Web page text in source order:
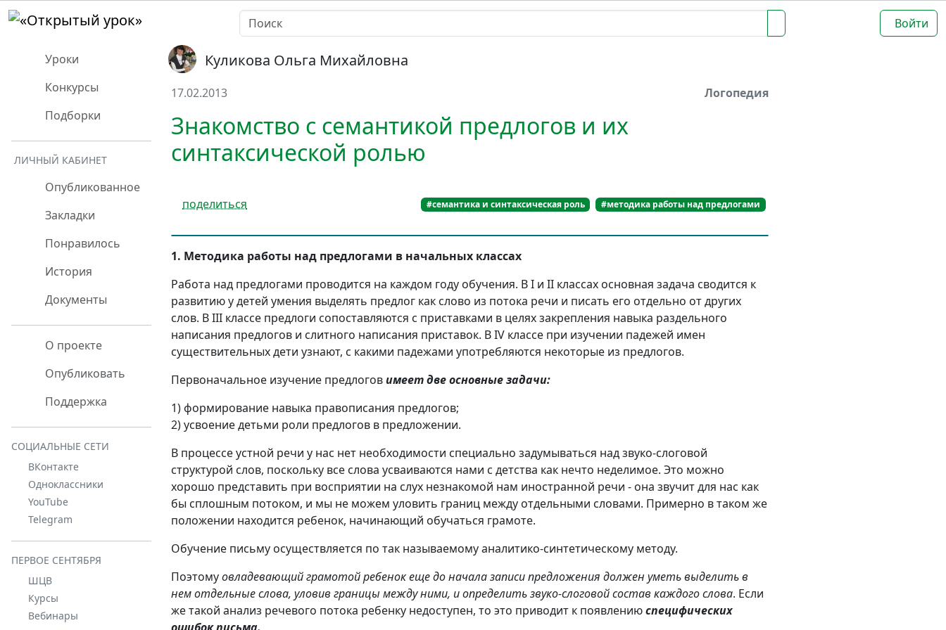
Войти
Уроки
Конкурсы
Подборки
ЛИЧНЫЙ КАБИНЕТ
Опубликованное
Закладки
Понравилось
История
Документы
О проекте
Опубликовать
Поддержка
СОЦИАЛЬНЫЕ СЕТИ
ВКонтакте
Одноклассники
YouTube
Telegram
ПЕРВОЕ СЕНТЯБРЯ
ШЦВ
Курсы
Вебинары
Куликова Ольга Михайловна
17.02.2013 Логопедия
Знакомство с семантикой предлогов и их
синтаксической ролью
поделиться #семантика и синтаксическая роль #методика работы над предлогами
1. Методика работы над предлогами в начальных классах
Работа над предлогами проводится на каждом году обучения. В I и II классах основная задача сводится к
развитию у детей умения выделять предлог как слово из потока речи и писать его отдельно от других
слов. В III классе предлоги сопоставляются с приставками в целях закрепления навыка раздельного
написания предлогов и слитного написания приставок. В IV классе при изучении падежей имен
существительных дети узнают, с какими падежами употребляются некоторые из предлогов.
Первоначальное изучение предлоговимеет две основные задачи:
1) формирование навыка правописания предлогов;
2) усвоение детьми роли предлогов в предложении.
В процессе устной речи у нас нет необходимости специально задумываться над звуко-слоговой
структурой слов, поскольку все слова усваиваются нами с детства как нечто неделимое. Это можно
хорошо представить при восприятии на слух незнакомой нам иностранной речи - она звучит для нас как
бы сплошным потоком, и мы не можем уловить границ между отдельными словами. Примерно в таком же
положении находится ребенок, начинающий обучаться грамоте.
Обучение письму осуществляется по так называемому аналитико-синтетическому методу.
Поэтомуовладевающий грамотой ребенок еще до начала записи предложения должен уметь выделить в
нем отдельные слова, уловив границы между ними, и определить звуко-слоговой состав каждого слова. Если
же такой анализ речевого потока ребенку недоступен, то это приводит к появлениюспецифических